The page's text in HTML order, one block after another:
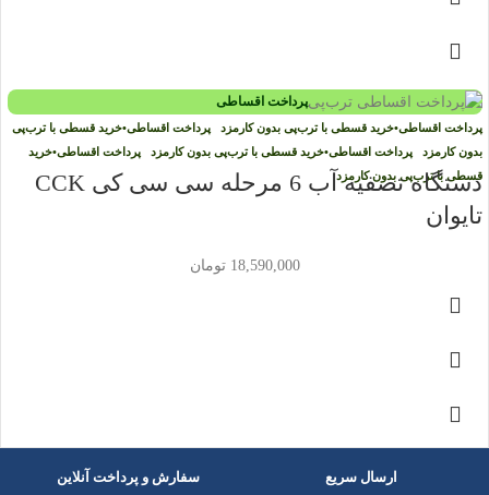
پرداخت اقساطی
پرداخت اقساطی•خرید قسطی با ترب‌پی بدون کارمزد پرداخت اقساطی•خرید قسطی با ترب‌پی
بدون کارمزد پرداخت اقساطی•خرید قسطی با ترب‌پی بدون کارمزد پرداخت اقساطی•خرید
قسطی با ترب‌پی بدون کارمزد
دستگاه تصفیه آب 6 مرحله سی سی کی CCK
تایوان
18,590,000 تومان
ارسال سریع سفارش و پرداخت آنلاین